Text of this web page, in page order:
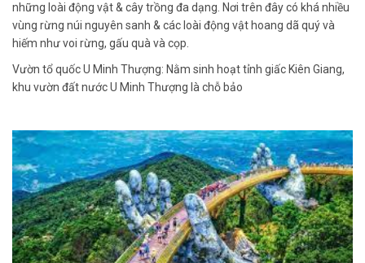
những loài động vật & cây trồng đa dạng. Nơi trên đây có khá nhiều
vùng rừng núi nguyên sanh & các loài động vật hoang dã quý và
hiếm như voi rừng, gấu quà và cọp.
Vườn tổ quốc U Minh Thượng: Nằm sinh hoạt tỉnh giấc Kiên Giang,
khu vườn đất nước U Minh Thượng là chỗ bảo